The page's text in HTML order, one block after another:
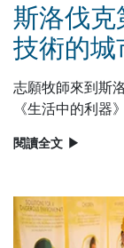
斯洛伐克
技術的城
志願牧師來到斯
《生活中的利器
閱讀全文 ▶